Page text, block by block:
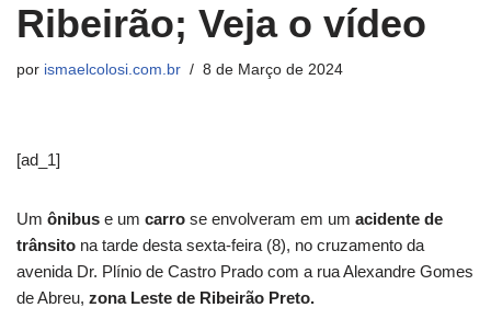
Ribeirão; Veja o vídeo
por ismaelcolosi.com.br 8 de Março de 2024
[ad_1]
Um ônibus e um carro se envolveram em um acidente de
trânsito na tarde desta sexta-feira (8), no cruzamento da
avenida Dr. Plínio de Castro Prado com a rua Alexandre Gomes
de Abreu, zona Leste de Ribeirão Preto.